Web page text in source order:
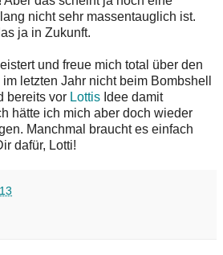
nicht sehr massentauglich ist.
ja in Zukunft.
und freue mich total über den
letzten Jahr nicht beim Bombshell
bereits vor Lottis Idee damit
hätte ich mich aber doch wieder
Manchmal braucht es einfach
dafür, Lotti!